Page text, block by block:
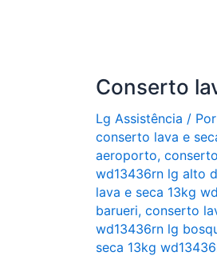
Conserto
Lg Assistência / Por
conserto lava e
aeroporto,
wd13436rn lg alto
lava e seca 13kg
barueri, conserto
wd13436rn lg
seca 13kg